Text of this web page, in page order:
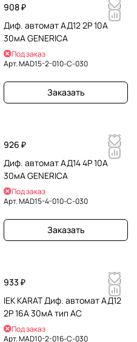
908 ₽
Диф. автомат АД12 2Р 10А
30мА GENERICA
Под заказ
Арт.MAD15-2-010-C-030
Заказать
926 ₽
Диф. автомат АД14 4Р 10А
30мА GENERICA
Под заказ
Арт.MAD15-4-010-C-030
Заказать
933 ₽
IEK KARAT Диф. автомат АД12
2P 16А 30мА тип AC
Под заказ
Арт.MAD10-2-016-C-030